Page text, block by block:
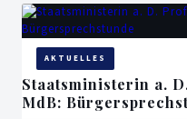
AKTUELLES
Staatsministerin a.
MdB: